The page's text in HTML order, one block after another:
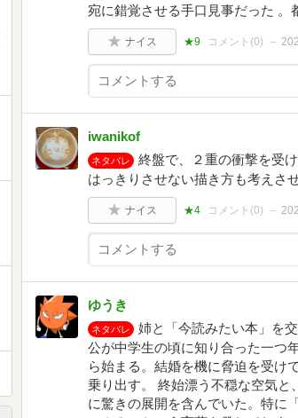
宛に錯覚させる手口見事だった 。
ナイス ★9 コメント(0)
iwanikof
ネタバレ
終盤で、２重の衝撃を受
はっきりさせない描き方も考えさ
ナイス ★4 コメント(0)
ゆうき
ネタバレ
姉と「今読みたい本」を
公が中学生の頃に知り合った一つ
ら始まる。結婚を機に脅迫を受け
乗り出す。 終始漂う不穏な空気と
に驚きの展開を含んでいた。特に